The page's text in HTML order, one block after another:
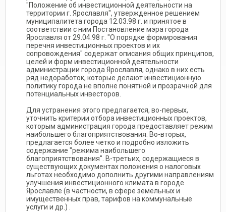
"Положение об инвестиционной деятельности на
территории г. Ярославля", утвержденное решением
муниципалитета города 12.03.98 г. и принятое в
соответствии с ним Постановление мэра города
Ярославля от 29.04.98 г. "О порядке формирования
перечня инвестиционных проектов и их
сопровождения" содержат описания общих принципов,
целей и форм инвестиционной деятельности
администрации города Ярославля, однако в них есть
ряд недоработок, которые делают инвестиционную
политику города не вполне понятной и прозрачной для
потенциальных инвесторов.
Для устранения этого предлагается, во-первых,
уточнить критерии отбора инвестиционных проектов,
которым администрация города предоставляет режим
наибольшего благоприятствования. Во-вторых,
предлагается более четко и подробно изложить
содержание "режима наибольшего
благоприятствования". В-третьих, содержащиеся в
существующих документах положения о налоговых
льготах необходимо дополнить другими направлениям
улучшения инвестиционного климата в городе
Ярославле (в частности, в сфере земельных и
имущественных прав, тарифов на коммунальные
услуги и др.) .